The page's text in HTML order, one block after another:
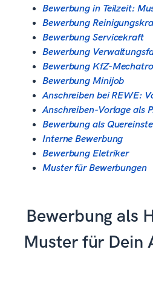
Bewerbung in Teilzeit:
Bewerbung
Bewerbung Servicekraft
Bewerbung
Bewerbung KfZ-
Bewerbung Minijob
Anschreiben bei REWE:
Anschreiben-Vorlage als
Bewerbung als
Interne Bewerbung
Bewerbung Eletriker
Muster für Bewerbungen
Bewerbung als
Muster für Dein